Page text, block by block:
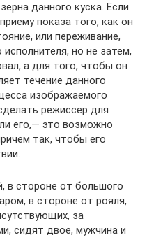
данного куска. Если
показа того, как он
или переживание,
но не затем,
а для того, чтобы он
течение данного
изображаемого
режиссер для
его,— это возможно
так, что­бы его
в стороне от большого
в стороне от рояля,
за
сидят двое, мужчина и